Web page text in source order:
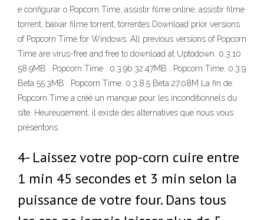
e configurar o Popcorn Time, assistir filme online, assistir filme
torrent, baixar filme torrent, torrentes Download prior versions
of Popcorn Time for Windows. All previous versions of Popcorn
Time are virus-free and free to download at Uptodown. 0.3.10
58.9MB . Popcorn Time . 0.3.9b 32.47MB . Popcorn Time. 0.3.9
Beta 55.3MB . Popcorn Time. 0.3.8.5 Beta 27.08M La fin de
Popcorn Time a créé un manque pour les inconditionnels du
site. Heureusement, il existe des alternatives que nous vous
présentons.
4- Laissez votre pop-corn cuire entre
1 min 45 secondes et 3 min selon la
puissance de votre four. Dans tous